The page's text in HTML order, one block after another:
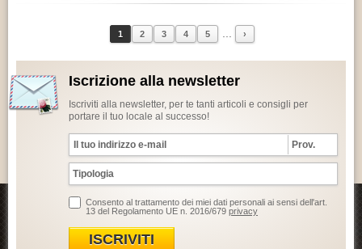
1 2 3 4 5 ›
Iscrizione alla newsletter
Iscriviti alla newsletter, per te tanti articoli e consigli per
portare il tuo locale al successo!
Consento al trattamento dei miei dati personali ai sensi dell'art.
13 del Regolamento UE n. 2016/679 privacy
ISCRIVITI